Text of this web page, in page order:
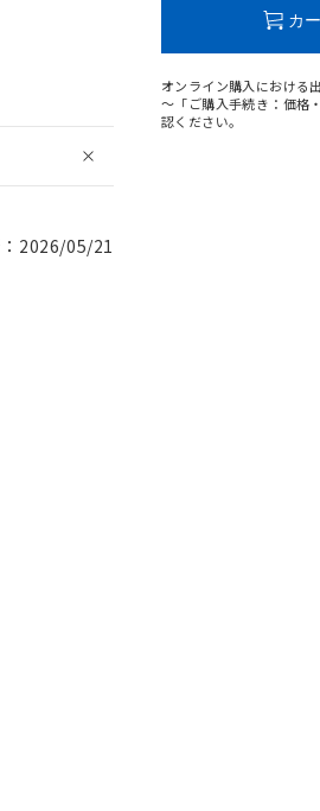
2026/05/21
カ
オンライン購入における
～「ご購入手続き：価格
認ください。